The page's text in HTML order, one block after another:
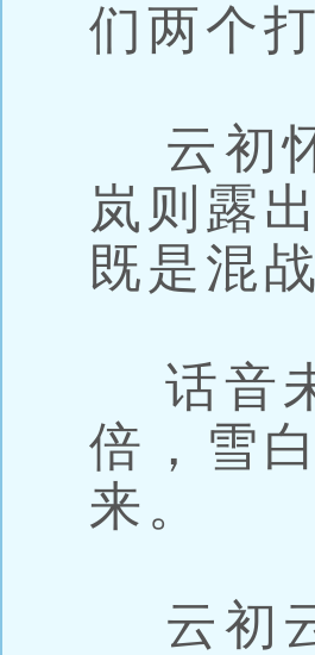
们两个
云初
岚则露
既是混
话音
倍，雪
来。
云初